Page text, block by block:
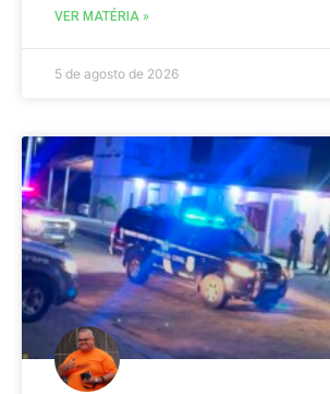
VER MATÉRIA »
5 de agosto de 2026